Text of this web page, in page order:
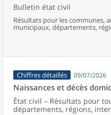
Bulletin état civil
Résultats pour les communes,
municipaux, départements,
d’emploi, bassins de vie, unités
Chiffres détaillés 09/07/2026
Naissances et décès
État civil – Résultats pour
départements, régions,